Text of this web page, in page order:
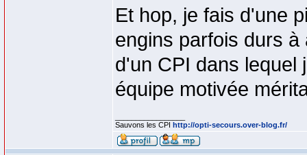
Et hop, je fais d'une
engins parfois durs
d'un CPI dans lequel
équipe motivée
Sauvons les CPI http://opti-secours.over-blog.fr/